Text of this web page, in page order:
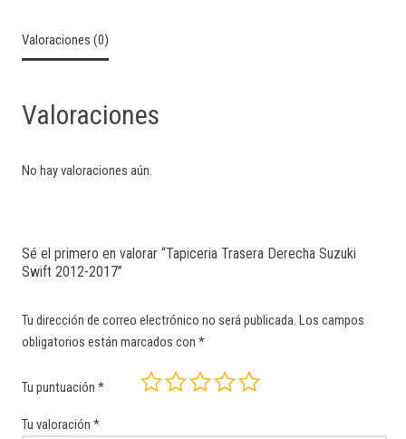
Valoraciones (0)
Valoraciones
No hay valoraciones aún.
Sé el primero en valorar “Tapiceria Trasera Derecha Suzuki
Swift 2012-2017”
Tu dirección de correo electrónico no será publicada. Los campos
obligatorios están marcados con *
Tu puntuación *
Tu valoración *